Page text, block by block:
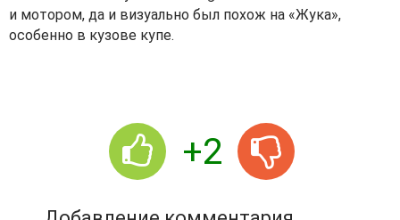
и мотором, да и визуально был похож на «Жука»,
особенно в кузове купе.
+2